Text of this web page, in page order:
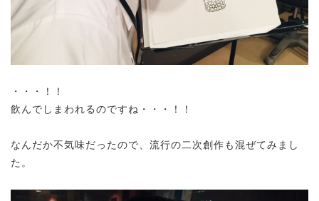
・・・！！
飲んでしまわれるのですね・・・！！
なんだか不気味だったので、流行の二次創作も混ぜてみまし
た。